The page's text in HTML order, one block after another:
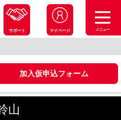
サポート マイページ メニュー
加入仮申込フォーム
山